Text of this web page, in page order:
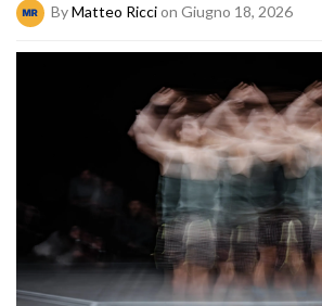
ByMatteo Riccion Giugno 18, 2026